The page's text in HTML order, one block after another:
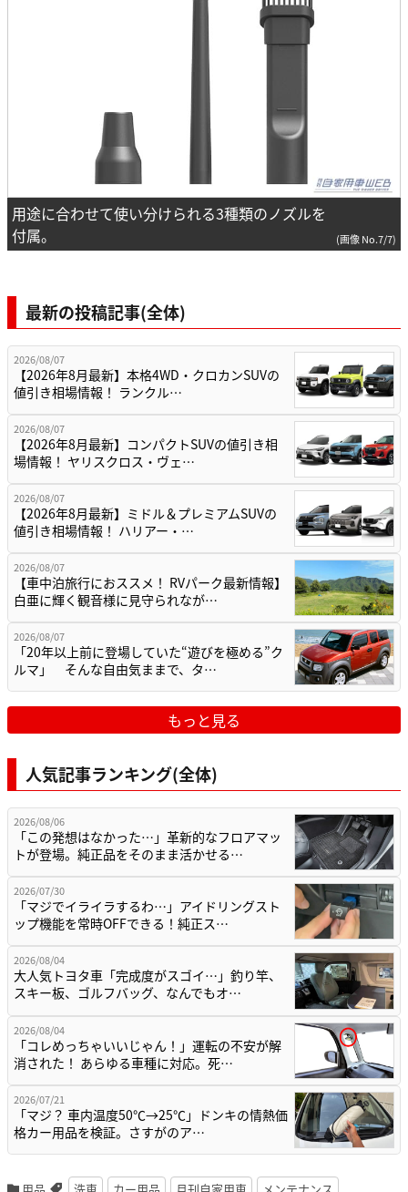
用途に合わせて使い分けられる3種類のノズルを
付属。
(画像 No.7/7)
最新の投稿記事(全体)
2026/08/07
【2026年8月最新】本格4WD・クロカンSUVの
値引き相場情報！ ランクル…
2026/08/07
【2026年8月最新】コンパクトSUVの値引き相
場情報！ ヤリスクロス・ヴェ…
2026/08/07
【2026年8月最新】ミドル＆プレミアムSUVの
値引き相場情報！ ハリアー・…
2026/08/07
【車中泊旅行におススメ！ RVパーク最新情報】
白亜に輝く観音様に見守られなが…
2026/08/07
「20年以上前に登場していた“遊びを極める”ク
ルマ」 そんな自由気ままで、タ…
もっと見る
人気記事ランキング(全体)
2026/08/06
「この発想はなかった…」革新的なフロアマッ
トが登場。純正品をそのまま活かせる…
2026/07/30
「マジでイライラするわ…」アイドリングスト
ップ機能を常時OFFできる！純正ス…
2026/08/04
大人気トヨタ車「完成度がスゴイ…」釣り竿、
スキー板、ゴルフバッグ、なんでもオ…
2026/08/04
「コレめっちゃいいじゃん！」運転の不安が解
消された！ あらゆる車種に対応。死…
2026/07/21
「マジ？ 車内温度50℃→25℃」ドンキの情熱価
格カー用品を検証。さすがのア…